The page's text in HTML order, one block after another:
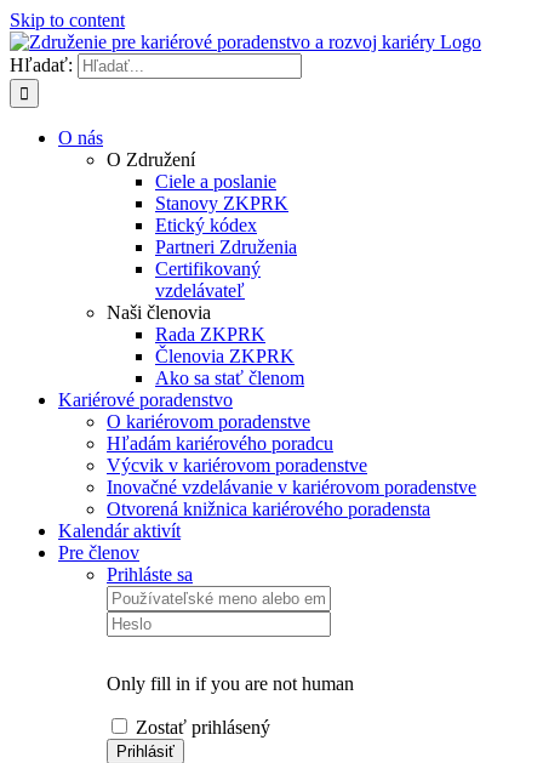
Skip to content
Hľadať:
O nás
O Združení
Ciele a poslanie
Stanovy ZKPRK
Etický kódex
Partneri Združenia
Certifikovaný
vzdelávateľ
Naši členovia
Rada ZKPRK
Členovia ZKPRK
Ako sa stať členom
Kariérové poradenstvo
O kariérovom poradenstve
Hľadám kariérového poradcu
Výcvik v kariérovom poradenstve
Inovačné vzdelávanie v kariérovom poradenstve
Otvorená knižnica kariérového poradensta
Kalendár aktivít
Pre členov
Prihláste sa
Only fill in if you are not human
Zostať prihlásený